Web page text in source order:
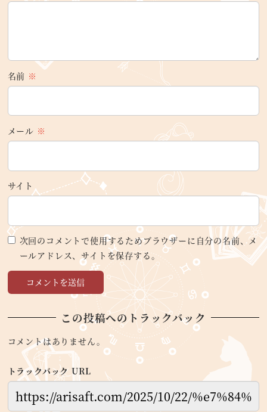
名前 ※
メール ※
サイト
次回のコメントで使用するためブラウザーに自分の名前、メ
ールアドレス、サイトを保存する。
この投稿へのトラックバック
コメントはありません。
トラックバック URL